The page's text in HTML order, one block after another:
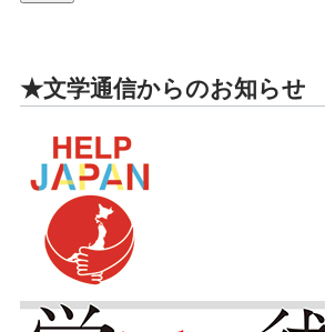
★文学通信からのお知らせ